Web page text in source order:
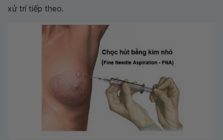
xử trí tiếp theo.